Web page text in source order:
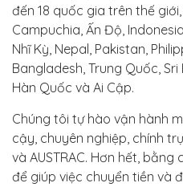
đến 18 quốc gia trên thế
Campuchia, Ấn Độ,
Nhĩ Kỳ, Nepal, Pakistan,
Bangladesh, Trung Quốc,
Hàn Quốc và Ai Cập.
Chúng tôi tự hào vận hành
cậy, chuyên nghiệp, chính
và AUSTRAC. Hơn hết,
để giúp việc chuyển tiền và